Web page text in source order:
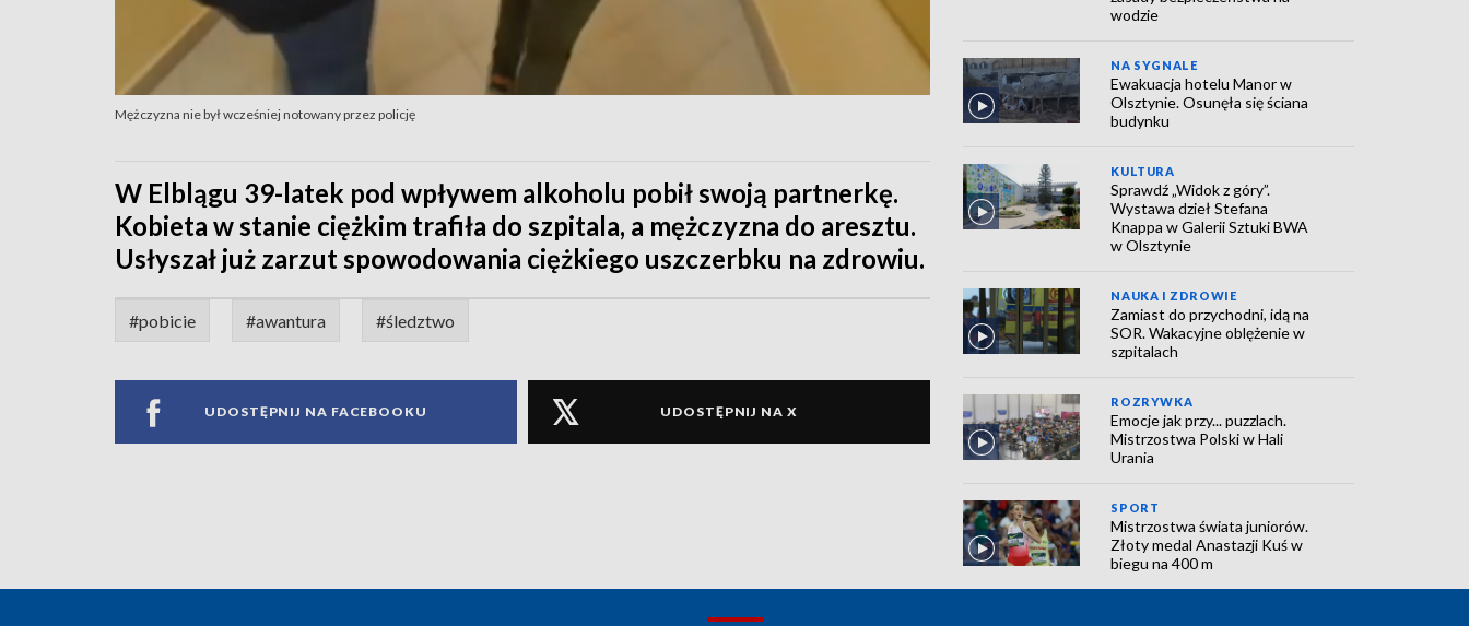
Mężczyzna nie był wcześniej notowany przez policję
W Elblągu 39-latek pod wpływem alkoholu pobił swoją partnerkę.
Kobieta w stanie ciężkim trafiła do szpitala, a mężczyzna do aresztu.
Usłyszał już zarzut spowodowania ciężkiego uszczerbku na zdrowiu.
#pobicie #awantura #śledztwo
UDOSTĘPNIJ NA FACEBOOKU UDOSTĘPNIJ NA X
wodzie
NA SYGNALE
Ewakuacja hotelu Manor w
Olsztynie. Osunęła się ściana
budynku
KULTURA
Sprawdź „Widok z góry”.
Wystawa dzieł Stefana
Knappa w Galerii Sztuki BWA
w Olsztynie
NAUKA I ZDROWIE
Zamiast do przychodni, idą na
SOR. Wakacyjne oblężenie w
szpitalach
ROZRYWKA
Emocje jak przy... puzzlach.
Mistrzostwa Polski w Hali
Urania
SPORT
Mistrzostwa świata juniorów.
Złoty medal Anastazji Kuś w
biegu na 400 m